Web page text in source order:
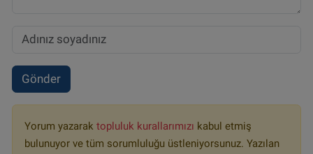
Gönder
Yorum yazarak topluluk kurallarımızı kabul etmiş
bulunuyor ve tüm sorumluluğu üstleniyorsunuz. Yazılan